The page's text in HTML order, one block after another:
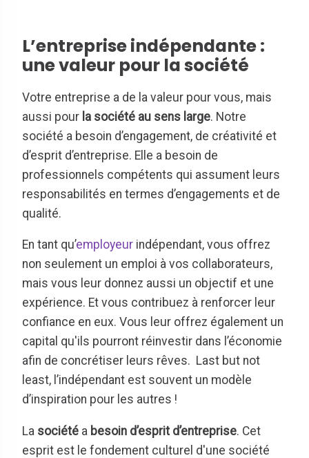
L’entreprise indépendante :
une valeur pour la société
Votre entreprise a de la valeur pour vous, mais
aussi pour la société au sens large. Notre
société a besoin d’engagement, de créativité et
d’esprit d’entreprise. Elle a besoin de
professionnels compétents qui assument leurs
responsabilités en termes d’engagements et de
qualité.
En tant qu’employeur indépendant, vous offrez
non seulement un emploi à vos collaborateurs,
mais vous leur donnez aussi un objectif et une
expérience. Et vous contribuez à renforcer leur
confiance en eux. Vous leur offrez également un
capital qu'ils pourront réinvestir dans l’économie
afin de concrétiser leurs rêves. Last but not
least, l’indépendant est souvent un modèle
d’inspiration pour les autres !
La société a besoin d’esprit d’entreprise. Cet
esprit est le fondement culturel d'une société